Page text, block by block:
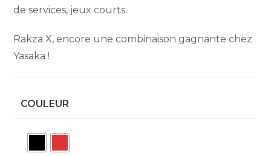
de services, jeux courts.
Rakza X, encore une combinaison gagnante chez
Yasaka !
COULEUR